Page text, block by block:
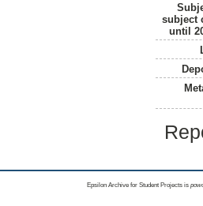
subject
until
Epsilon Archive for Student Projects is